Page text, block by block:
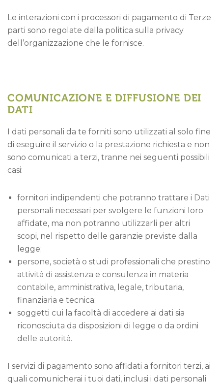
Le interazioni con i processori di pagamento di Terze
parti sono regolate dalla politica sulla privacy
dell’organizzazione che le fornisce.
COMUNICAZIONE E DIFFUSIONE DEI
DATI
I dati personali da te forniti sono utilizzati al solo fine
di eseguire il servizio o la prestazione richiesta e non
sono comunicati a terzi, tranne nei seguenti possibili
casi:
fornitori indipendenti che potranno trattare i Dati
personali necessari per svolgere le funzioni loro
affidate, ma non potranno utilizzarli per altri
scopi, nel rispetto delle garanzie previste dalla
legge;
persone, società o studi professionali che prestino
attività di assistenza e consulenza in materia
contabile, amministrativa, legale, tributaria,
finanziaria e tecnica;
soggetti cui la facoltà di accedere ai dati sia
riconosciuta da disposizioni di legge o da ordini
delle autorità.
I servizi di pagamento sono affidati a fornitori terzi, ai
quali comunicherai i tuoi dati, inclusi i dati personali